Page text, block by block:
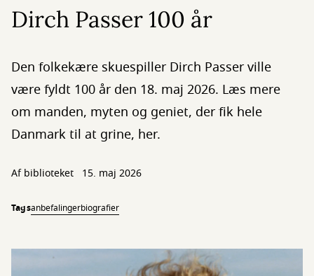
Dirch Passer 100 år
Den folkekære skuespiller Dirch Passer ville
være fyldt 100 år den 18. maj 2026. Læs mere
om manden, myten og geniet, der fik hele
Danmark til at grine, her.
Af biblioteket 15. maj 2026
Tagsanbefalingerbiografier